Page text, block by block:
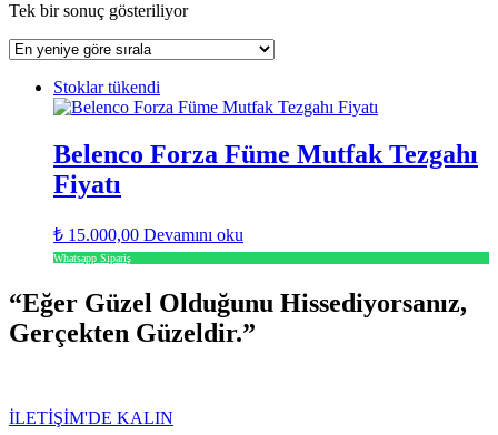
Tek bir sonuç gösteriliyor
Stoklar tükendi
Belenco Forza Füme Mutfak Tezgahı
Fiyatı
₺ 15.000,00 Devamını oku
Whatsapp Sipariş
“Eğer Güzel Olduğunu Hissediyorsanız,
Gerçekten Güzeldir.”
İLETİŞİM'DE KALIN